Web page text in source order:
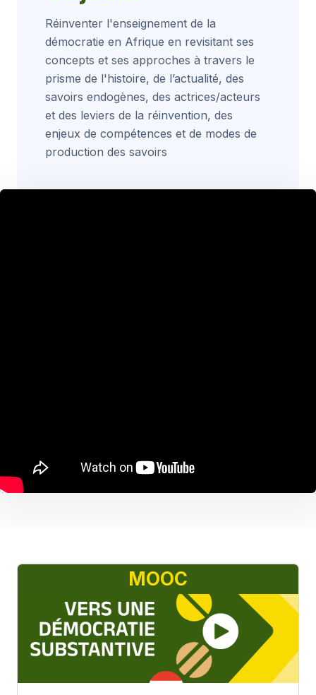
Réinventer l'enseignement de la
démocratie en Afrique en revisitant ses
concepts et ses approches à travers le
prisme de l'histoire, de l’actualité, des
savoirs endogènes, des actrices/acteurs
et des leviers de la réinvention, des
enjeux de compétences et de modes de
production des savoirs
MOOC